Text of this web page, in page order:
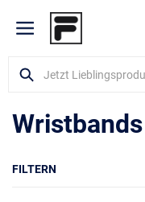
FILTERN